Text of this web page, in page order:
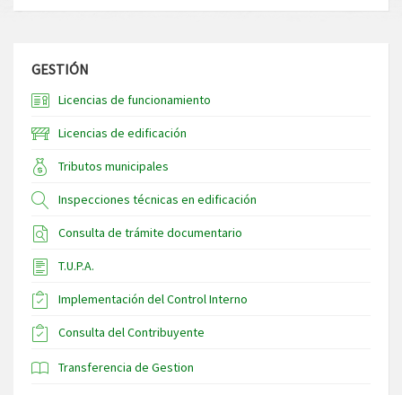
GESTIÓN
Licencias de funcionamiento
Licencias de edificación
Tributos municipales
Inspecciones técnicas en edificación
Consulta de trámite documentario
T.U.P.A.
Implementación del Control Interno
Consulta del Contribuyente
Transferencia de Gestion